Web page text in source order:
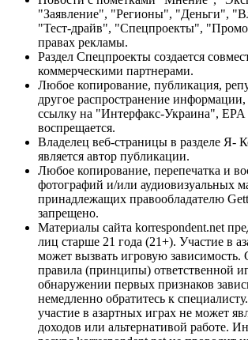
"Заявление", "Регионы", "Деньги",
"Тест-драйв", "Спецпроекты",
правах рекламы.
Раздел Спецпроекты создается
коммерческими партнерами.
Любое копирование, публикация,
другое распространение
ссылку на "Интерфакс-Украина", EPA
воспрещается.
Владелец веб-страницы в разделе Я-
является автор публикации.
Любое копирование, перепечатка и
фотографий и/или аудиовизуальных
принадлежащих правообладателю
запрещено.
Материалы сайта korrespondent.net
лиц старше 21 года (21+). Участие в
может вызвать игровую зависимость.
правила (принципы) ответственной
обнаружении первых признаков
немедленно обратитесь к
участие в азартных играх не может
доходов или альтернативой работе.